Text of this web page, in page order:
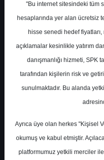
AKGRT-
Hedef Fiyat
Getiri
1
"Bu internet sitesindeki tüm
hesaplarında yer alan ücretsiz
hisse senedi hedef
açıklamalar kesinlikle yatırım
danışmanlığı hizmeti, SPK
tarafından kişilerin risk ve
sunulmaktadır. Bu alanda
Ayrıca üye olan herkes "Kişisel
okumuş ve kabul etmiştir.
platformumuz yetkili merciler